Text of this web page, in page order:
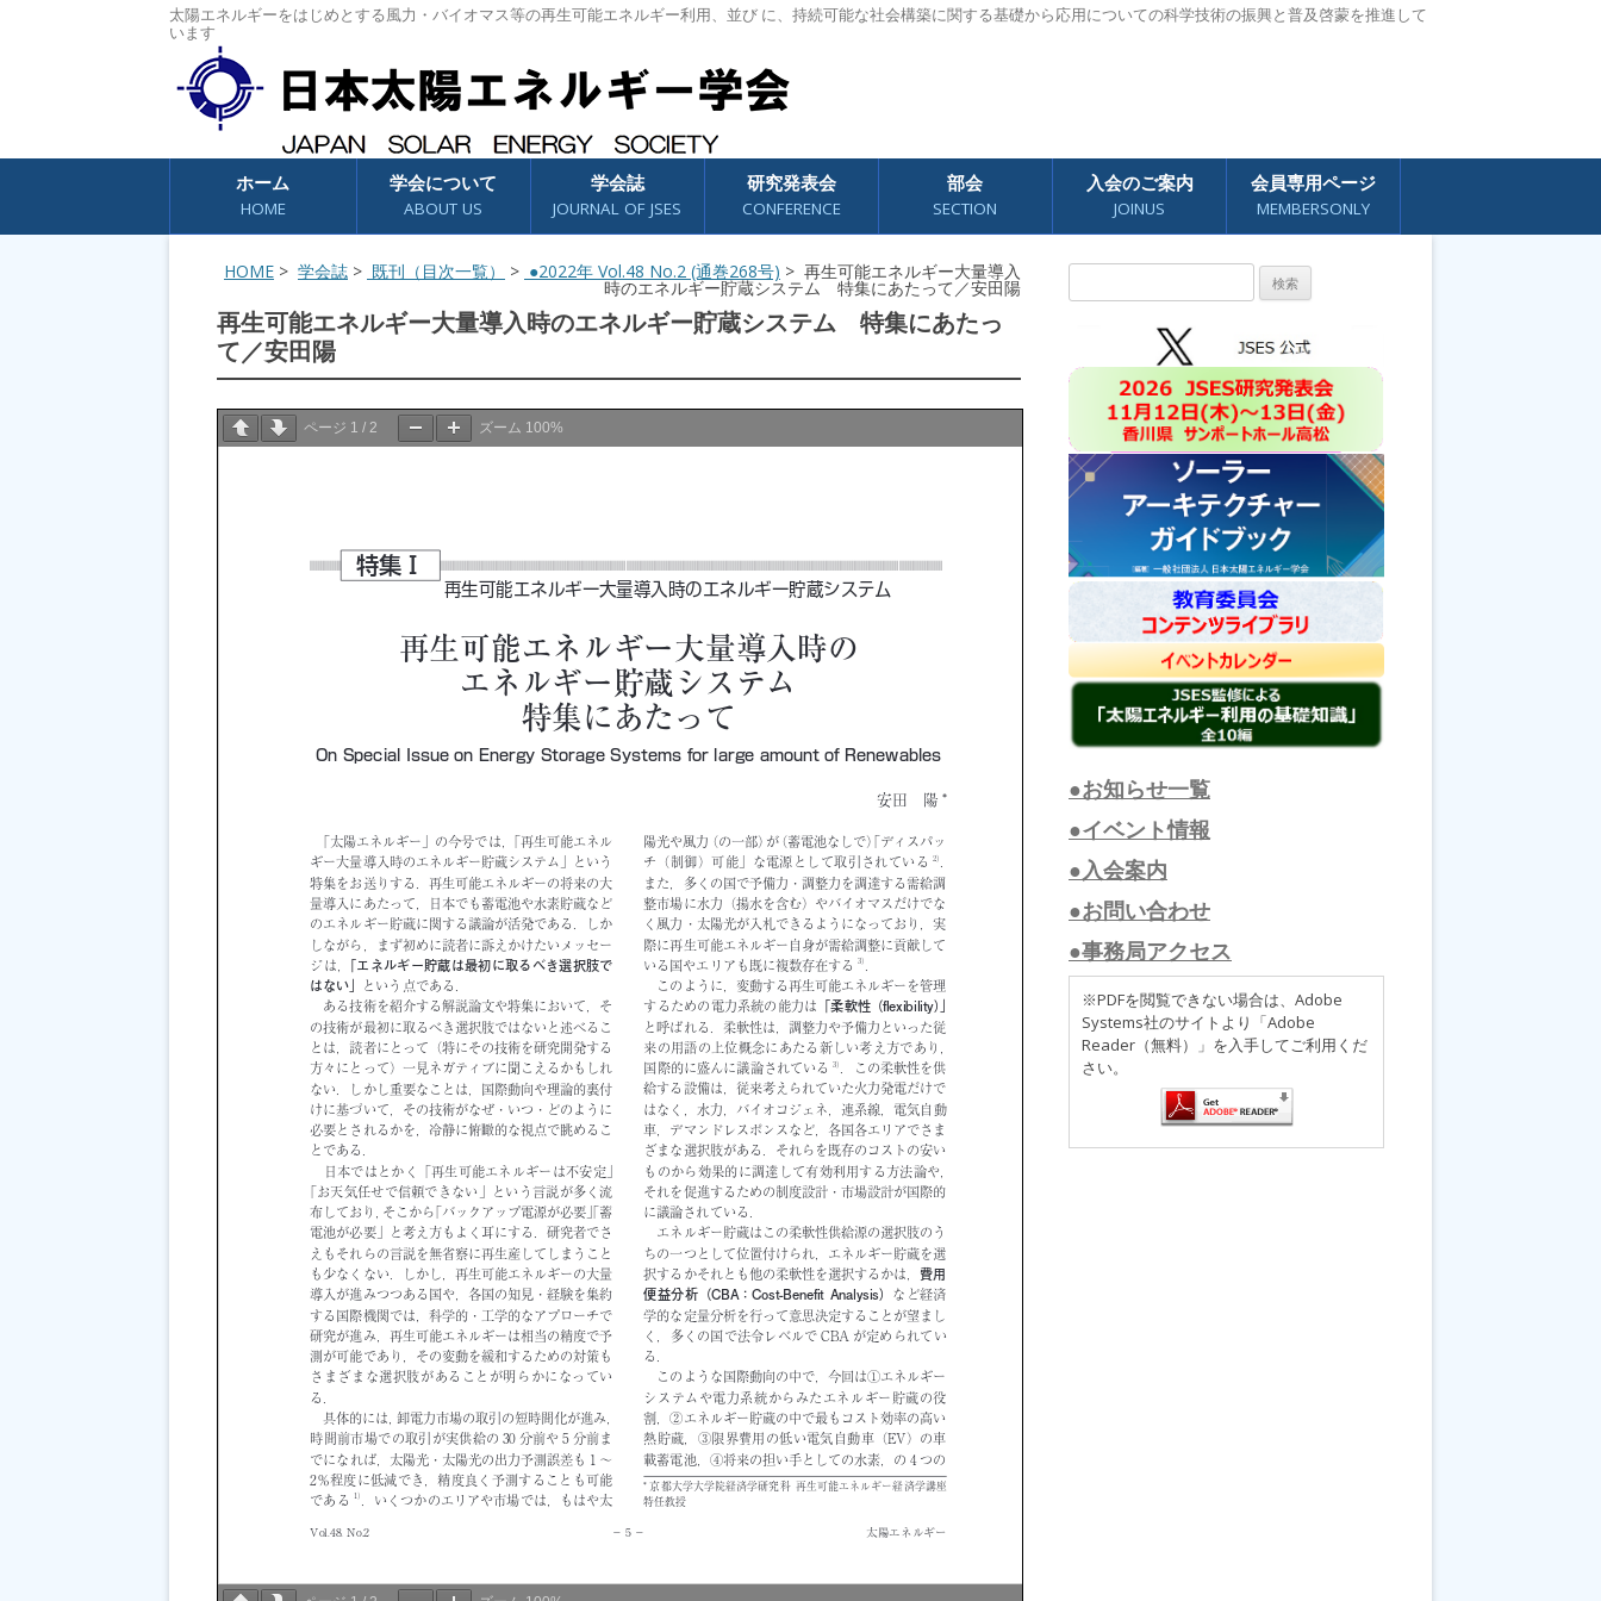
太陽エネルギーをはじめとする風力・バイオマス等の再生可能エネルギー利用、並び に、持続可能な社会構築に関する基礎から応用についての科学技術の振興と普及啓蒙を推進して
います
コンテンツへスキップ
ホーム
HOME
学会について
ABOUT US
学会誌
JOURNAL OF JSES
研究発表会
CONFERENCE
部会
SECTION
入会のご案内
JOINUS
会員専用ページ
MEMBERSONLY
HOME > 学会誌 > 既刊（目次一覧） > ●2022年 Vol.48 No.2 (通巻268号) > 再生可能エネルギー大量導入
時のエネルギー貯蔵システム 特集にあたって／安田陽
再生可能エネルギー大量導入時のエネルギー貯蔵システム 特集にあたっ
て／安田陽
ページ 1 / 2 ズーム 100%
索:
●お知らせ一覧
●イベント情報
●入会案内
●お問い合わせ
●事務局アクセス
※PDFを閲覧できない場合は、Adobe
Systems社のサイトより「Adobe
Reader（無料）」を入手してご利用くだ
さい。